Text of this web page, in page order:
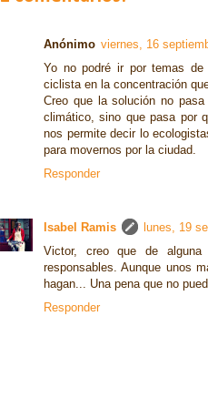
Anónimo viernes, 16
Yo no podré ir por temas
ciclista en la concentración
Creo que la solución no
climático, sino que pasa por
nos permite decir lo
para movernos por la ciudad.
Responder
Isabel Ramis
lunes, 19
Victor, creo que de
responsables. Aunque unos
hagan... Una pena que no
Responder